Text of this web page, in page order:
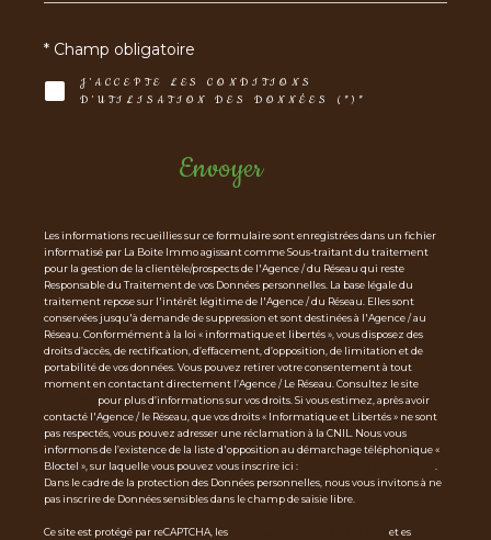
J'ACCEPTE LES CONDITIONS
D'UTILISATION DES DONNÉES (*)*
* Champ obligatoire
Envoyer
Les informations recueillies sur ce formulaire sont enregistrées dans un fichier
informatisé par La Boite Immo agissant comme Sous-traitant du traitement
pour la gestion de la clientèle/prospects de l'Agence / du Réseau qui reste
Responsable du Traitement de vos Données personnelles. La base légale du
traitement repose sur l'intérêt légitime de l'Agence / du Réseau. Elles sont
conservées jusqu'à demande de suppression et sont destinées à l'Agence / au
Réseau. Conformément à la loi « informatique et libertés », vous disposez des
droits d’accès, de rectification, d’effacement, d’opposition, de limitation et de
portabilité de vos données. Vous pouvez retirer votre consentement à tout
moment en contactant directement l’Agence / Le Réseau. Consultez le site
pour plus d’informations sur vos droits. Si vous estimez, après avoir
contacté l'Agence / le Réseau, que vos droits « Informatique et Libertés » ne sont
pas respectés, vous pouvez adresser une réclamation à la CNIL. Nous vous
informons de l’existence de la liste d'opposition au démarchage téléphonique «
Bloctel », sur laquelle vous pouvez vous inscrire ici :
Dans le cadre de la protection des Données personnelles, nous vous invitons à ne
pas inscrire de Données sensibles dans le champ de saisie libre.
Ce site est protégé par reCAPTCHA, les et es